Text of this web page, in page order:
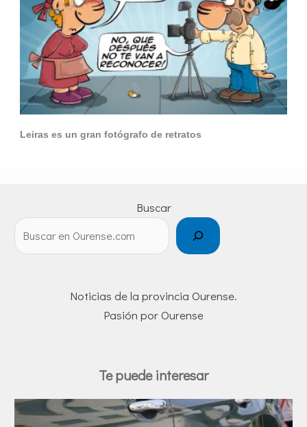
Leiras es un gran fotógrafo de retratos
Buscar
Noticias de la provincia Ourense.
Pasión por Ourense
Te puede interesar